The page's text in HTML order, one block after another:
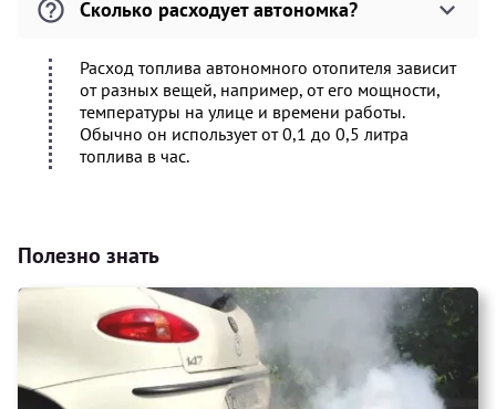
Сколько расходует автономка?
Расход топлива автономного отопителя зависит
от разных вещей, например, от его мощности,
температуры на улице и времени работы.
Обычно он использует от 0,1 до 0,5 литра
топлива в час.
Полезно знать